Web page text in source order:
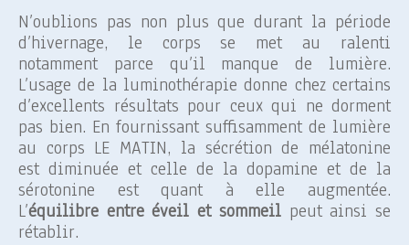
N’oublions pas non plus que durant la période
d’hivernage, le corps se met au ralenti
notamment parce qu’il manque de lumière.
L’usage de la luminothérapie donne chez certains
d’excellents résultats pour ceux qui ne dorment
pas bien. En fournissant suffisamment de lumière
au corps LE MATIN, la sécrétion de mélatonine
est diminuée et celle de la dopamine et de la
sérotonine est quant à elle augmentée.
L’équilibre entre éveil et sommeilpeut ainsi se
rétablir.